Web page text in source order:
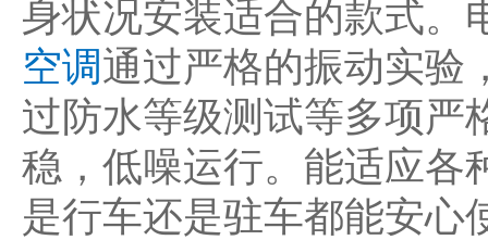
身状况安装适合的款式。
空调通过严格的振动实验
过防水等级测试等多项严
稳，低噪运行。能适应各
是行车还是驻车都能安心